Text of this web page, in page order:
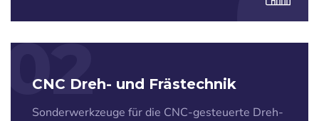
02
CNC Dreh- und Frästechnik
Sonderwerkzeuge für die CNC-gesteuerte Dreh-